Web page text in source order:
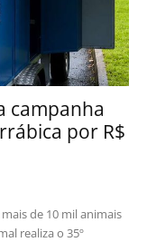
campanha
por R$
realiza o 35º